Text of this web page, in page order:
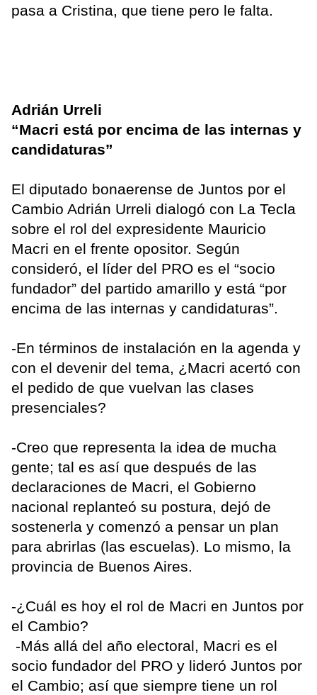
pasa a Cristina, que tiene pero le falta.
Adrián Urreli
“Macri está por encima de las internas y
candidaturas”
El diputado bonaerense de Juntos por el
Cambio Adrián Urreli dialogó con La Tecla
sobre el rol del expresidente Mauricio
Macri en el frente opositor. Según
consideró, el líder del PRO es el “socio
fundador” del partido amarillo y está “por
encima de las internas y candidaturas”.
-En términos de instalación en la agenda y
con el devenir del tema, ¿Macri acertó con
el pedido de que vuelvan las clases
presenciales?
-Creo que representa la idea de mucha
gente; tal es así que después de las
declaraciones de Macri, el Gobierno
nacional replanteó su postura, dejó de
sostenerla y comenzó a pensar un plan
para abrirlas (las escuelas). Lo mismo, la
provincia de Buenos Aires.
-¿Cuál es hoy el rol de Macri en Juntos por
el Cambio?
-Más allá del año electoral, Macri es el
socio fundador del PRO y lideró Juntos por
el Cambio; así que siempre tiene un rol